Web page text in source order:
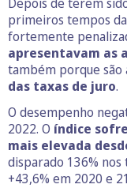
primeiros tempos
fortemente
apresentavam as
também porque são
das taxas de juro.
O desempenho
2022. O índice
mais elevada
disparado 136%
+43,6% em 2020 e